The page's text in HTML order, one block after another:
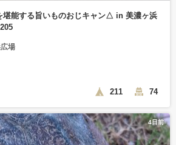
堪能する旨いものおじキャン△ in 美濃ヶ浜
場
211 74
4日前